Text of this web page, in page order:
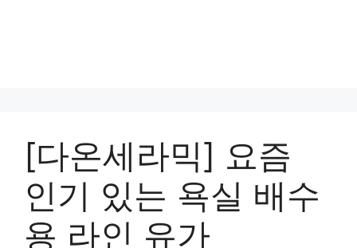
[다온세라믹] 요즘
인기 있는 욕실 배수
용 라인 유가